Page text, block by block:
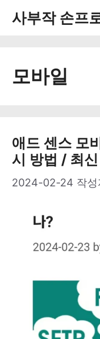
사부작 손프
모바일
애드 센스 모
시 방법 / 최
2024-02-24 작성